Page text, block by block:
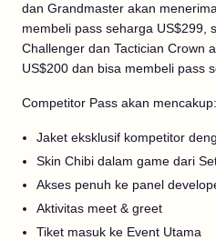
dan Grandmaster akan
membeli pass seharga US$299,
Challenger dan Tactician Crown
US$200 dan bisa membeli pass
Competitor Pass akan mencakup:
Jaket eksklusif kompetitor
Skin Chibi dalam game dari
Akses penuh ke panel
Aktivitas meet & greet
Tiket masuk ke Event Utama